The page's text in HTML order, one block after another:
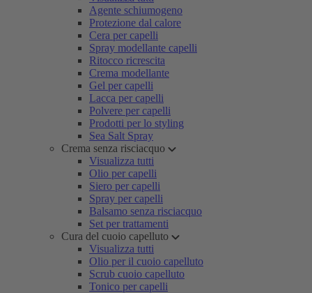
Agente schiumogeno
Protezione dal calore
Cera per capelli
Spray modellante capelli
Ritocco ricrescita
Crema modellante
Gel per capelli
Lacca per capelli
Polvere per capelli
Prodotti per lo styling
Sea Salt Spray
Crema senza risciacquo
Visualizza tutti
Olio per capelli
Siero per capelli
Spray per capelli
Balsamo senza risciacquo
Set per trattamenti
Cura del cuoio capelluto
Visualizza tutti
Olio per il cuoio capelluto
Scrub cuoio capelluto
Tonico per capelli